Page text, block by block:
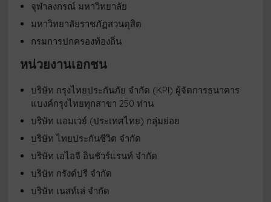
จุฬาลงกรณ์ มหาวิทยาลัย
มหาวิทยาลัยราชภัฏสวนดุสิต
กรมการปกครองท้องถิ่น
หน่วยงานเอกชน
บริษัท กรุงไทยประกันภัย จำกัด (KPI) ผู้จัดการธนาคาร
แบงค์กรุงไทยทุกสาขา 250 ท่าน
บริษัท แอมเวย์ (ประเทศไทย) กลุ่มย่อย
บริษัท ไทยประกันชีวิต จำกัด
บริษัท เอไอจี อินชัวร์แรนท์ จำกัด
บริษัท กรังด์ปรี จำกัด
บริษัท เนสท์เล่ จำกัด